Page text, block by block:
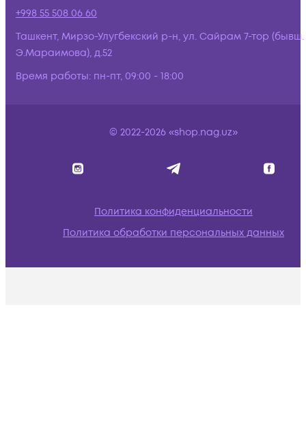
+998 55 508 06 60
Ташкент, Мирзо-Улугбекский р-н, ул. Сайрам 7-тор (бывш.
Э.Мараимова), д.52
Время работы: пн-пт, 09:00 - 18:00
© 2022-2026 «shop.nag.uz»
Политика конфиденциальности
Политика обработки персональных данных